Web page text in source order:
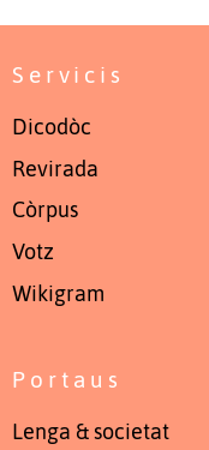
Servicis
Dicodòc
Revirada
Còrpus
Votz
Wikigram
Portaus
Lenga & societat